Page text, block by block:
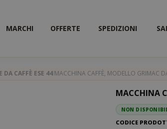
MARCHI OFFERTE SPEDIZIONI
DA CAFFÈ ESE 44 MACCHINA CAFFÈ, MODELLO GRIMAC
MACCHINA
NON
CODICE